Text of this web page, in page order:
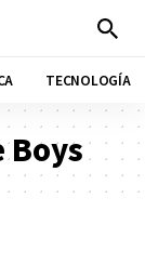
TECNOLOGÍA
Boys